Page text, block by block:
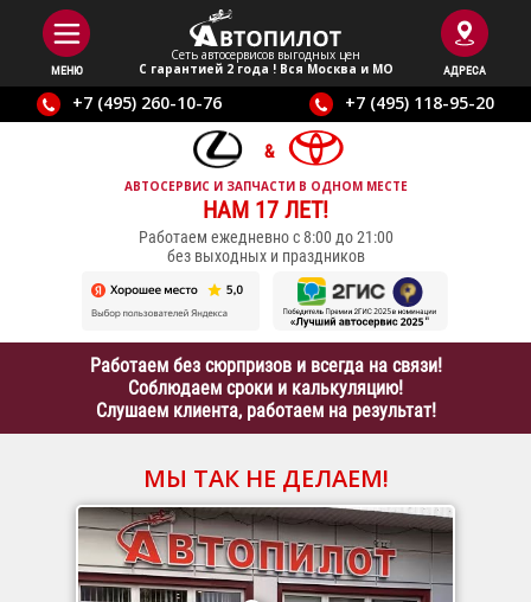
МЕНЮ
Сеть автосервисов выгодныx цен
С гарантией 2 года ! Вся Москва и МО
АДРЕСА
+7 (495) 260-10-76 +7 (495) 118-95-20
АВТОСЕРВИС И ЗАПЧАСТИ В ОДНОМ МЕСТЕ
НАМ 17 ЛЕТ!
Работаем ежедневно с 8:00 до 21:00
без выходных и праздников
Работаем без сюрпризов и всегда на связи!
Соблюдаем сроки и калькуляцию!
Слушаем клиента, работаем на результат!
МЫ ТАК НЕ ДЕЛАЕМ!